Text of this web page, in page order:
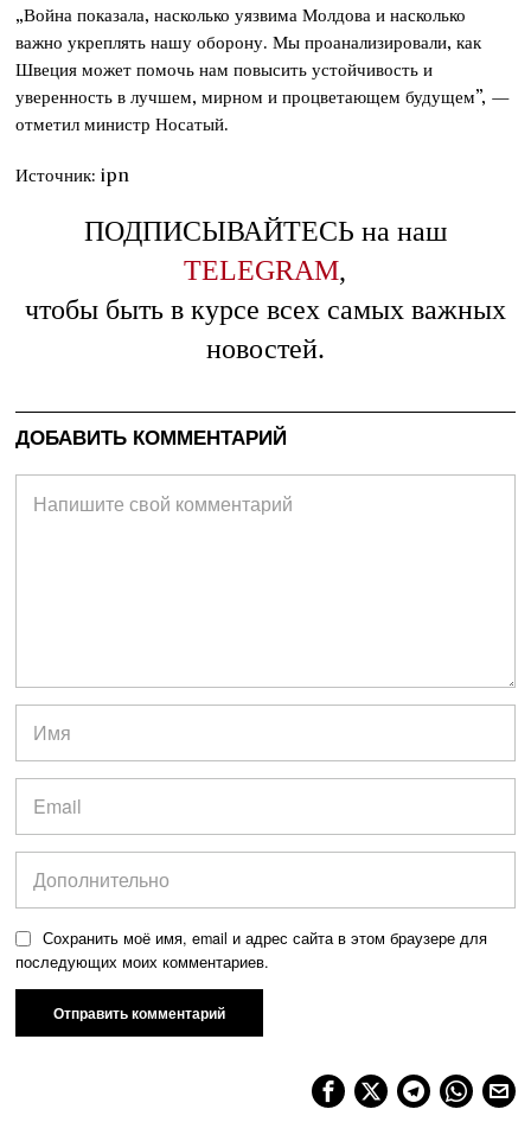
„Война показала, насколько уязвима Молдова и насколько
важно укреплять нашу оборону. Мы проанализировали, как
Швеция может помочь нам повысить устойчивость и
уверенность в лучшем, мирном и процветающем будущем”, —
отметил министр Носатый.
Источник: ipn
ПОДПИСЫВАЙТЕСЬ на наш
TELEGRAM,
чтобы быть в курсе всех самых важных
новостей.
ДОБАВИТЬ КОММЕНТАРИЙ
Сохранить моё имя, email и адрес сайта в этом браузере для
последующих моих комментариев.